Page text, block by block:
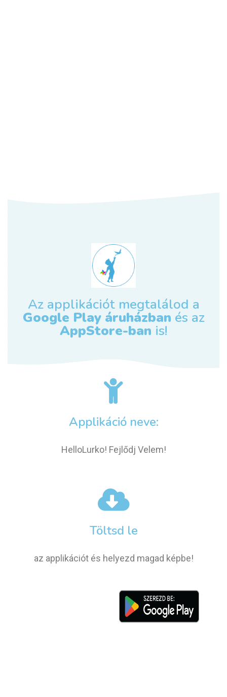
Az applikációt megtalálod a
Google Play áruházban és az
AppStore-ban is!
Applikáció neve:
HelloLurko! Fejlődj Velem!
Töltsd le
az applikációt és helyezd magad képbe!